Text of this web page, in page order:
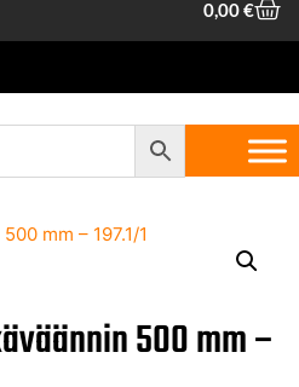
0,00€
Hylsy- ja
500 mm – 197.1/1​
500 mm –